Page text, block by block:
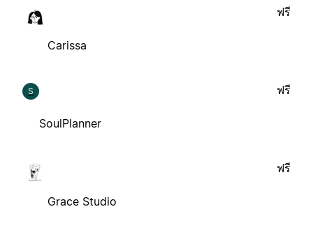
Carissa
ฟรี
S
SoulPlanner
ฟรี
Grace Studio
ฟรี